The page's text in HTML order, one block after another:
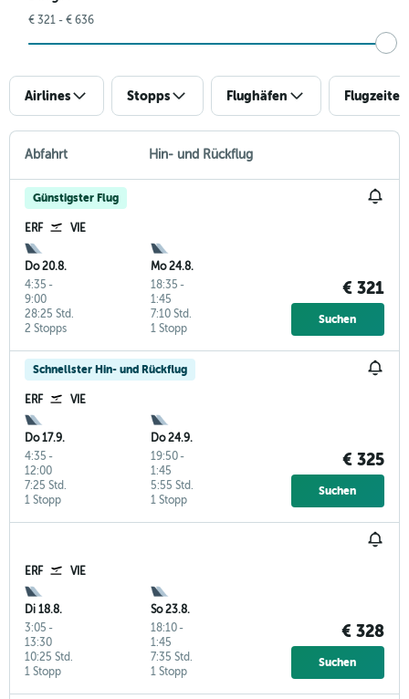
€ 321 - € 636
Airlines Stopps Flughäfen Flugzeiten
Abfahrt Hin- und Rückflug
Günstigster Flug
ERF VIE
Do 20.8.
4:35 -
9:00
2 Stopps
28:25 Std.
Mo 24.8.
18:35 -
1:45
1 Stopp
7:10 Std.
€ 321
Suchen
Schnellster Hin- und Rückflug
ERF VIE
Do 17.9.
4:35 -
12:00
1 Stopp
7:25 Std.
Do 24.9.
19:50-
1:45
1 Stopp
5:55 Std.
€ 325
Suchen
ERF VIE
Di 18.8.
3:05 -
13:30
1 Stopp
10:25 Std.
So 23.8.
18:10-
1:45
1 Stopp
7:35 Std.
€ 328
Suchen